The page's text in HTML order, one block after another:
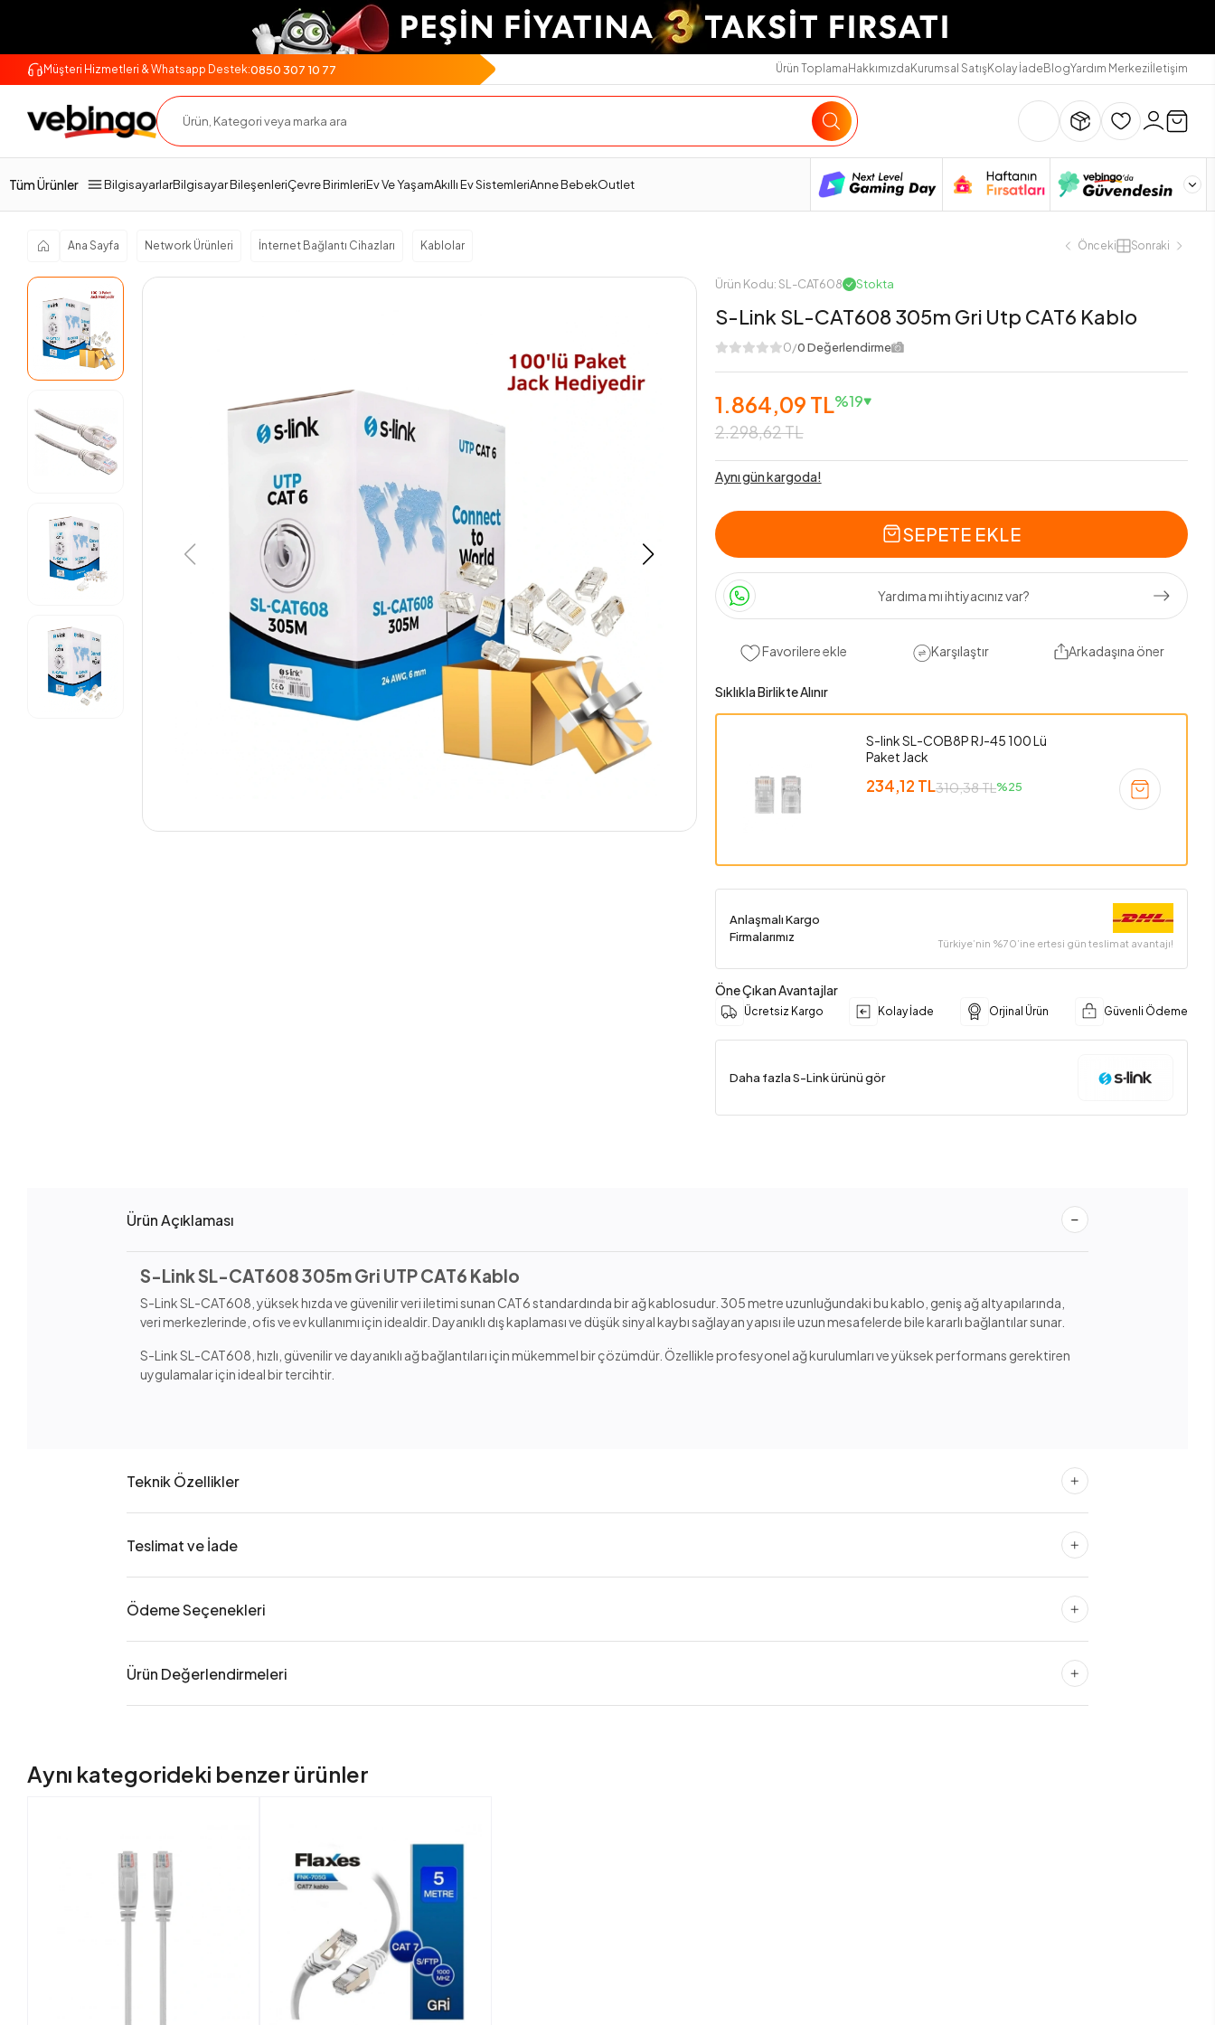
Müşteri Hizmetleri & Whatsapp Destek:0850 307 10 77 Ürün ToplamaHakkımızdaKurumsal SatışKolay İadeBlogYardım Merkeziİletişim
Tüm Ürünler BilgisayarlarBilgisayar BileşenleriÇevre BirimleriEv Ve YaşamAkıllı Ev SistemleriAnne BebekOutlet
Ana Sayfa Network Ürünleri İnternet Bağlantı Cihazları Kablolar Önceki Sonraki
Ürün Kodu: SL-CAT608 Stokta
S-Link SL-CAT608 305m Gri Utp CAT6 Kablo
0/0 Değerlendirme
1.864,09 TL
2.298,62 TL
%19
Aynı gün kargoda!
SEPETE EKLE
Yardıma mı ihtiyacınız var?
Favorilere ekle Karşılaştır Arkadaşına öner
Sıklıkla Birlikte Alınır
S-link SL-COB8P RJ-45 100 Lü
Paket Jack
234,12 TL310,38 TL%25
Anlaşmalı Kargo
Firmalarımız
Türkiye’nin %70’ine ertesi gün teslimat avantajı!
Öne Çıkan Avantajlar
Ücretsiz Kargo Kolay İade Orjinal Ürün Güvenli Ödeme
Daha fazla S-Link ürünü gör
Ürün Açıklaması Teknik Özellikler Teslimat Ve İade Ödeme Seçenekleri Değerlendirmeler
Ürün Açıklaması
S-Link SL-CAT608 305m Gri UTP CAT6 Kablo
S-Link SL-CAT608, yüksek hızda ve güvenilir veri iletimi sunan CAT6 standardında bir ağ kablosudur. 305 metre uzunluğundaki bu kablo, geniş ağ altyapılarında,
veri merkezlerinde, ofis ve ev kullanımı için idealdir. Dayanıklı dış kaplaması ve düşük sinyal kaybı sağlayan yapısı ile uzun mesafelerde bile kararlı bağlantılar sunar.
S-Link SL-CAT608, hızlı, güvenilir ve dayanıklı ağ bağlantıları için mükemmel bir çözümdür. Özellikle profesyonel ağ kurulumları ve yüksek performans gerektiren
uygulamalar için ideal bir tercihtir.
Teknik Özellikler
Teslimat ve İade
Ödeme Seçenekleri
Ürün Değerlendirmeleri
Aynı kategorideki benzer ürünler